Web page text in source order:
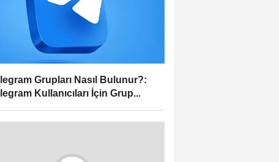
Grupları Nasıl Bulunur?:
Kullanıcıları İçin Grup...